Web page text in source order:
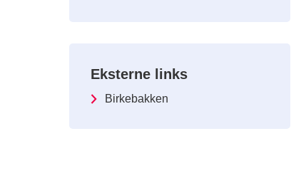
Eksterne links
Birkebakken